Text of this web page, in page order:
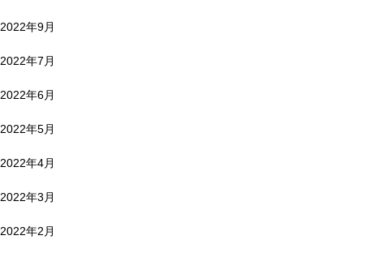
2022年9月
2022年7月
2022年6月
2022年5月
2022年4月
2022年3月
2022年2月